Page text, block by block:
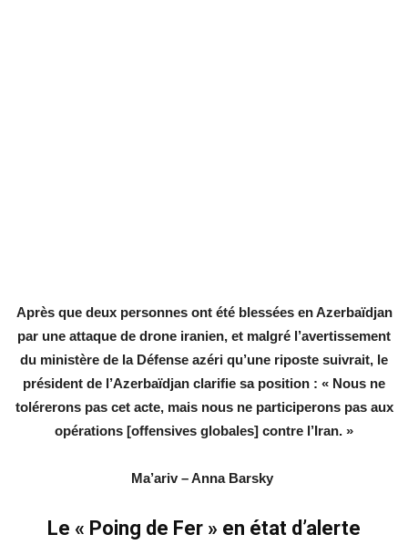
Après que deux personnes ont été blessées en Azerbaïdjan
par une attaque de drone iranien, et malgré l’avertissement
du ministère de la Défense azéri qu’une riposte suivrait, le
président de l’Azerbaïdjan clarifie sa position : « Nous ne
tolérerons pas cet acte, mais nous ne participerons pas aux
opérations [offensives globales] contre l’Iran. »
Ma’ariv – Anna Barsky
Le « Poing de Fer » en état d’alerte